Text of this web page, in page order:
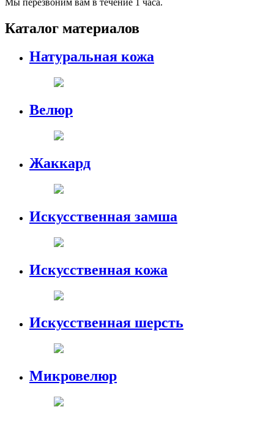
Каталог материалов
Натуральная кожа
Велюр
Жаккард
Искусственная замша
Искусственная кожа
Искусственная шерсть
Микровелюр